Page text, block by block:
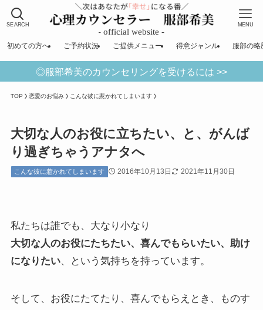
SEARCH MENU
初めての方へ ご予約状況 ご提供メニュー 得意ジャンル 服部の略
◎服部希美のカウンセリングを受けるには >>
TOP 恋愛のお悩み こんな彼に惹かれてしまいます
大切な人のお役に立ちたい、と、がんば
り過ぎちゃうアナタへ
こんな彼に惹かれてしまいます 2016年10月13日 2021年11月30日
私たちは誰でも、大なり小なり
大切な人のお役にたちたい、喜んでもらいたい、助け
になりたい、という気持ちを持っています。
そして、お役にたてたり、喜んでもらえとき、ものす